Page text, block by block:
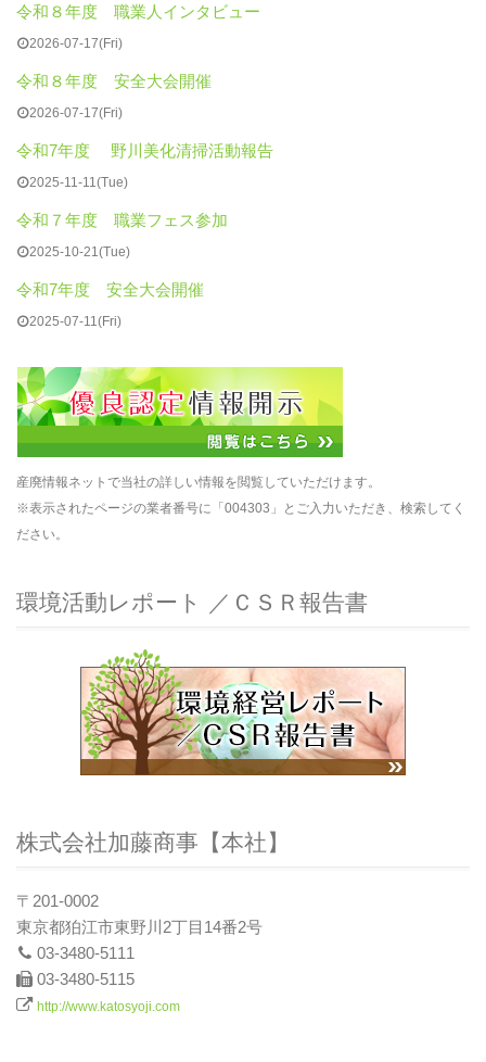
令和８年度 職業人インタビュー
2026-07-17(Fri)
令和８年度 安全大会開催
2026-07-17(Fri)
令和7年度 野川美化清掃活動報告
2025-11-11(Tue)
令和７年度 職業フェス参加
2025-10-21(Tue)
令和7年度 安全大会開催
2025-07-11(Fri)
産廃情報ネットで当社の詳しい情報を閲覧していただけます。
※表示されたページの業者番号に「004303」とご入力いただき、検索してく
ださい。
環境活動レポート ／ＣＳＲ報告書
株式会社加藤商事【本社】
〒201-0002
東京都狛江市東野川2丁目14番2号
03-3480-5111
03-3480-5115
http://www.katosyoji.com